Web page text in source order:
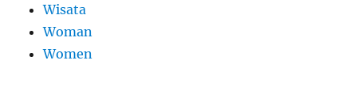
Wisata
Woman
Women